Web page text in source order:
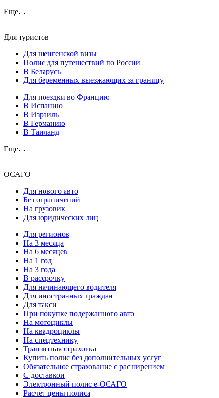
Еще…
Для туристов
Для шенгенской визы
Полис для путешествий по России
В Беларусь
Для беременных выезжающих за границу
Для поездки во Францию
В Испанию
В Израиль
В Германию
В Таиланд
Еще…
ОСАГО
Для нового авто
Без ограничений
На грузовик
Для юридических лиц
Для регионов
На 3 месяца
На 6 месяцев
На 1 год
На 3 года
В рассрочку
Для начинающего водителя
Для иностранных граждан
Для такси
При покупке подержанного авто
На мотоциклы
На квадроциклы
На спецтехнику
Транзитная страховка
Купить полис без дополнительных услуг
Обязательное страхование с расширением
С доставкой
Электронный полис е-ОСАГО
Расчет цены полиса